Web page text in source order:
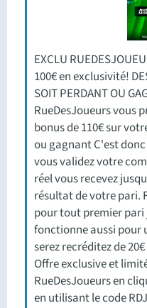
EXCLU
100€ en exclusivité!
SOIT PERDANT OU
RueDesJoueurs vous
bonus de 110€ sur
ou gagnant C'est
vous validez votre
réel vous recevez
résultat de votre pari.
pour tout premier pari
fonctionne aussi pour
serez recréditez de
Offre exclusive et
RueDesJoueurs en
en utilisant le code